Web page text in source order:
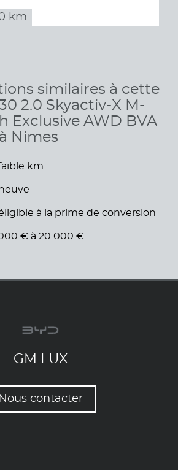
km
similaires à cette
2.0 Skyactiv-X M-
Exclusive AWD BVA
Nimes
km
à la prime de conversion
€ à 20 000 €
GM LUX
Nous contacter